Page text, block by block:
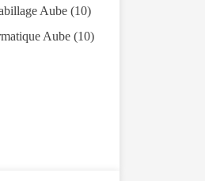
Aube (10)
Aube (10)